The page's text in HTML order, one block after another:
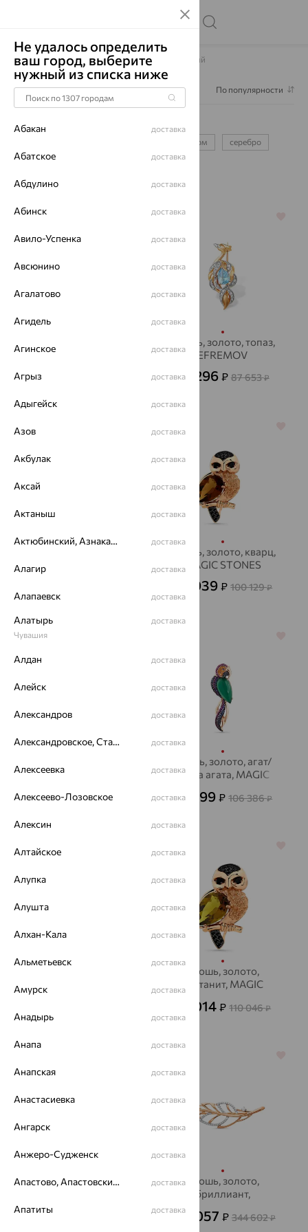
Главная Каталог Броши Броши Красный
Фильтр 1 По популярности
с бриллиантом серебро
70%
MAGIC STONES
37 236
70%
Брошь, золото, топаз,
EFREMOV
26 296 ₽ 87 653₽
Брошь, золото, кварц,
MAGIC STONES
30 039₽ 100 129₽
64%
корунд, ЮЗ
29 222₽ 81 172
Брошь, золото, агат/
друза агата, MAGIC
38 299₽ 106 386₽
64%
Брошь, золото,
султанит, MAGIC
33 014₽ 110 046₽
Брошь, золото,
28 846
Брошь, золото,
бриллиант,
КОСТРОМЫ
124 057 ₽ 344 602₽
Не удалось определить
ваш город, выберите
нужный из списка ниже
Абакан доставка
Абатское доставка
Абдулино доставка
Абинск доставка
Авило-Успенка доставка
Авсюнино доставка
Агалатово доставка
Агидель доставка
Агинское доставка
Агрыз доставка
Адыгейск доставка
Азов доставка
Акбулак доставка
Аксай доставка
Актаныш доставка
Актюбинский, Азнакаевский район доставка
Алагир доставка
Алапаевск доставка
Алатырь
Чувашия
доставка
Алдан доставка
Алейск доставка
Александров доставка
Александровское, Ставропольский край доставка
Алексеевка доставка
Алексеево-Лозовское доставка
Алексин доставка
Алтайское доставка
Алупка доставка
Алушта доставка
Алхан-Кала доставка
Альметьевск доставка
Амурск доставка
Анадырь доставка
Анапа доставка
Анапская доставка
Анастасиевка доставка
Ангарск доставка
Анжеро-Судженск доставка
Апастово, Апастовский район доставка
Апатиты доставка